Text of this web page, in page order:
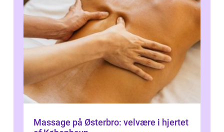
Massage på Østerbro: velvære i hjertet